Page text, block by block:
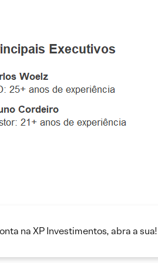
na XP Investimentos, abra a sua!